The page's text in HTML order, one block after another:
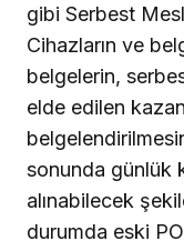
gibi Serbest
Cihazların ve
belgelerin,
elde edilen
sonunda günlük
alınabilecek
durumda eski